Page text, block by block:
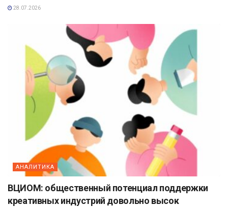
28.07.2026
АНАЛИТИКА
ВЦИОМ: общественный потенциал поддержки
креативных индустрий довольно высок